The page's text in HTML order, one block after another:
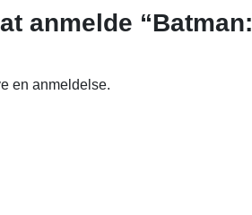
anmelde “Batman:
en anmeldelse.